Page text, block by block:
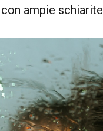
ampie schiarite